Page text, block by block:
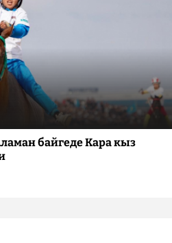
байгеде Кара кыз